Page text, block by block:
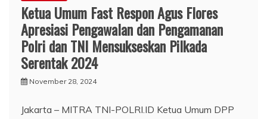
Ketua Umum Fast Respon Agus Flores
Apresiasi Pengawalan dan Pengamanan
Polri dan TNI Mensukseskan Pilkada
Serentak 2024
November 28, 2024
Jakarta – MITRA TNI-POLRI.ID Ketua Umum DPP